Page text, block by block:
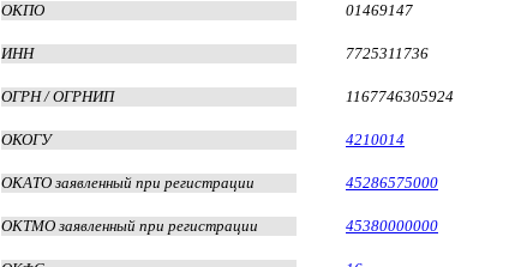
ОКПО 01469147
ИНН 7725311736
ОГРН / ОГРНИП 1167746305924
ОКОГУ 4210014
ОКАТО заявленный при регистрации 45286575000
ОКТМО заявленный при регистрации 45380000000